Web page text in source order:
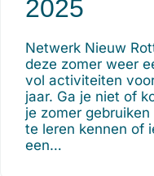
2025
Netwerk Nieuw
deze zomer weer
vol activiteiten
jaar. Ga je niet of
je zomer
te leren kennen of
een…